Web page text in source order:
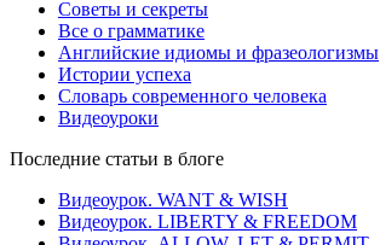
Советы и секреты
Все о грамматике
Английские идиомы и фразеологизмы
Истории успеха
Словарь современного человека
Видеоуроки
Последние статьи в блоге
Видеоурок. WANT & WISH
Видеоурок. LIBERTY & FREEDOM